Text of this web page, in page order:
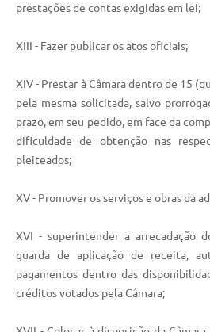
prestações de contas exigidas em lei;
XIII - Fazer publicar os atos oficiais;
XIV - Prestar à Câmara dentro de 15
pela mesma solicitada, salvo
prazo, em seu pedido, em face da
dificuldade de obtenção nas
pleiteados;
XV - Promover os serviços e obras da
XVI - superintender a arrecadação
guarda de aplicação de receita,
pagamentos dentro das
créditos votados pela Câmara;